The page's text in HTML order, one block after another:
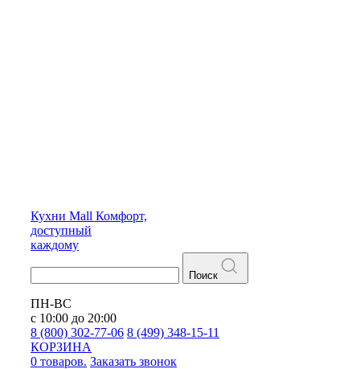
Кухни Mall Комфорт,
доступный
каждому
Поиск
ПН-ВС
с 10:00 до 20:00
8 (800) 302-77-06 8 (499) 348-15-11
КОРЗИНА
0 товаров. Заказать звонок